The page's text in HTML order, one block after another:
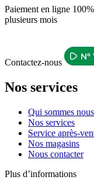
Paiement en ligne
plusieurs mois
Contactez-nous
Nos services
Qui sommes
Nos services
Service après-
Nos magasins
Nous contacter
Plus d’informations